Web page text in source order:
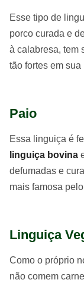
Esse tipo de
porco curada e
à calabresa, tem
tão fortes em sua
Paio
Essa linguiça é
linguiça bovina
defumadas e
mais famosa
Linguiça
Como o próprio
não comem